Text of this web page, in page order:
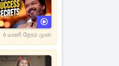
6 மணி நேரம் முன்